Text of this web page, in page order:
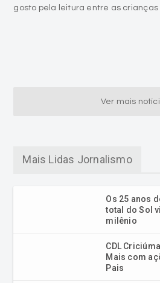
gosto pela leitura entre as crianças
Ver mais
Mais Lidas Jornalismo
Os 25 anos
total do Sol
milênio
CDL
Mais com
Pais